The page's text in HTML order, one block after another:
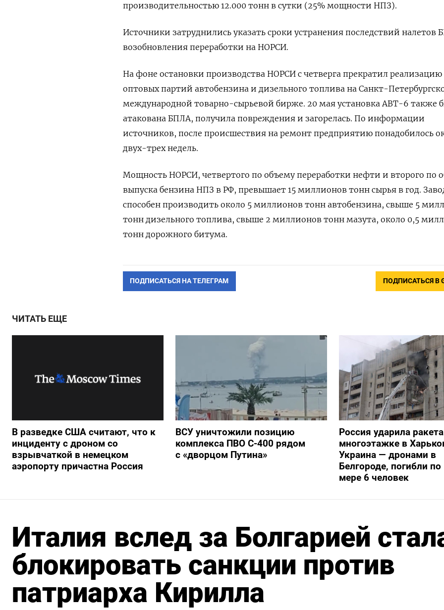
производительностью 12.000 тонн в сутки (25% мощности НПЗ).
Источники затруднились указать сроки устранения последствий налетов
возобновления ​переработки на ‌НОРСИ.
На фоне остановки производства НОРСИ с четверга прекратил реализацию ​
оптовых партий автобензина и дизельного топлива на Санкт-
международной товарно-сырьевой бирже. 20 мая установка АВТ-6 также
атакована БПЛА, получила повреждения и загорелась. По информации
источников, после происшествия на ремонт предприятию понадобилось
двух-трех недель.
Мощность НОРСИ, четвертого по ​объему переработки ⁠нефти и второго по
выпуска бензина НПЗ в РФ, превышает 15 миллионов ‌тонн сырья в год.
способен производить ‌около 5 миллионов тонн автобензина, свыше 5
тонн ​дизельного топлива, свыше 2 миллионов тонн мазута, ‌около 0,5
тонн дорожного битума.
ПОДПИСАТЬСЯ НА ТЕЛЕГРАМ ПОДПИСАТЬСЯ В
ЧИТАТЬ ЕЩЕ
В разведке США считают, что к
инциденту с дроном со
взрывчаткой в немецком
аэропорту причастна Россия
ВСУ уничтожили позицию
комплекса ПВО С-400 рядом
с «дворцом Путина»
Россия ударила
многоэтажке в
Украина — дронами в
Белгороде, погибли
мере 6 человек
Италия вслед за Болгарией
блокировать санкции против
патриарха Кирилла